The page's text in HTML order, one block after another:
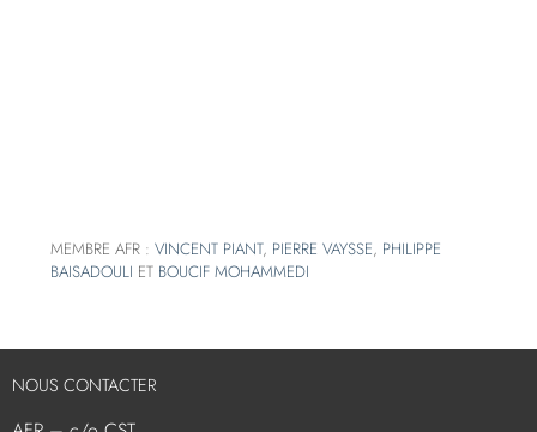
MEMBRE AFR :VINCENT PIANT, PIERRE VAYSSE, PHILIPPE
BAISADOULI ET BOUCIF MOHAMMEDI
NOUS CONTACTER